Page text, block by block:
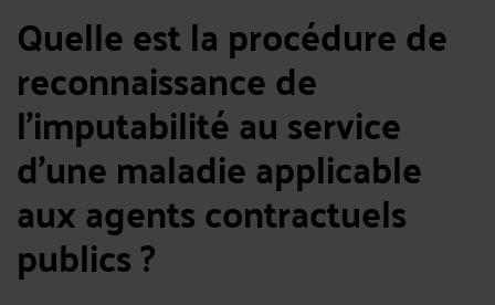
Quelle est la procédure de
reconnaissance de
l’imputabilité au service
d’une maladie applicable
aux agents contractuels
publics ?